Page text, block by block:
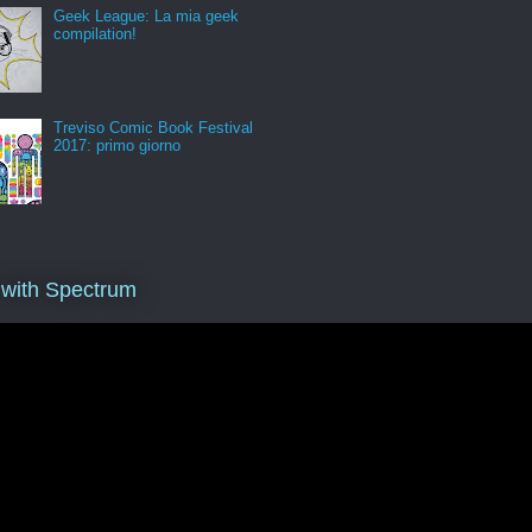
Geek League: La mia geek
compilation!
Treviso Comic Book Festival
2017: primo giorno
Spectrum